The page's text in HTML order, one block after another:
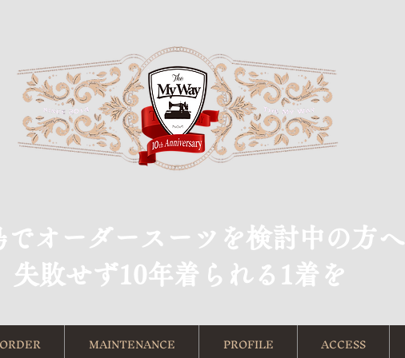
でオーダースーツを検討中の方へ
​失敗せず10年着られる1着を
ORDER MAINTENANCE PROFILE ACCESS